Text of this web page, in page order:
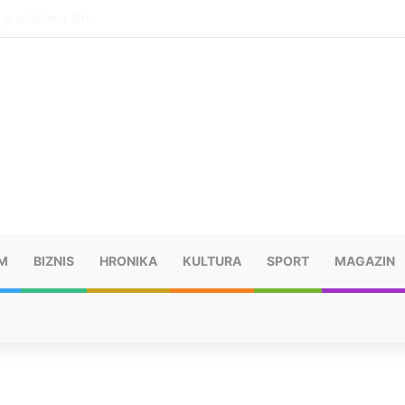
BIZNIS HRONIKA KULTURA SPORT MAGAZIN